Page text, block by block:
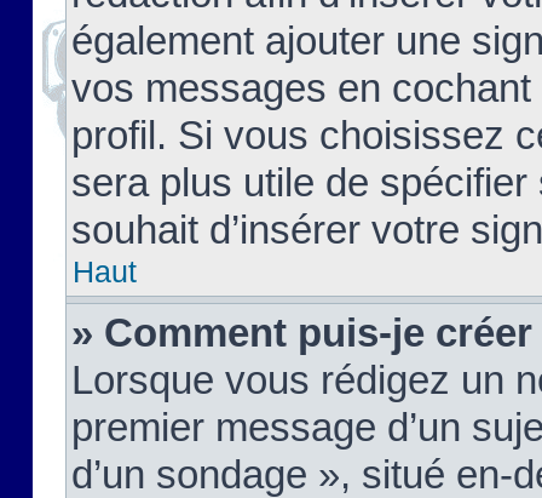
également ajouter une
vos messages en
profil. Si vous choisissez
sera plus utile de
souhait d’insérer votre
Haut
» Comment puis-je
Lorsque vous rédigez un
premier message d’un
d’un sondage », situé en-